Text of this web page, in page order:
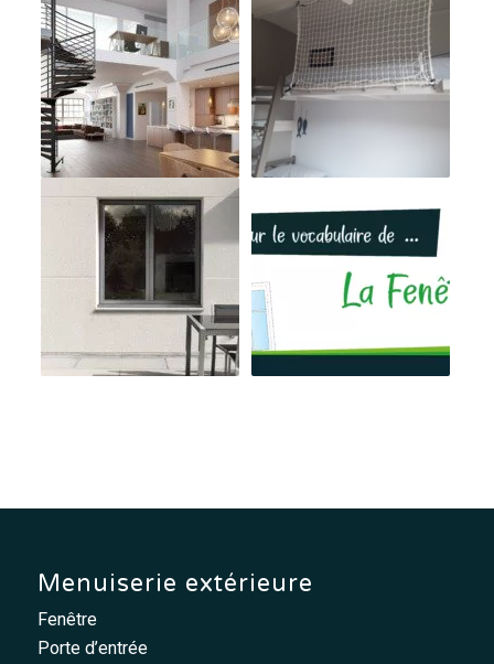
Menuiserie extérieure
Fenêtre
Porte d’entrée